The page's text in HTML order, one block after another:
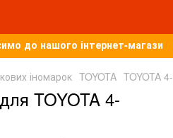
до нашого інтернет-
іномарок TOYOTA TOYOTA
TOYOTA 4-